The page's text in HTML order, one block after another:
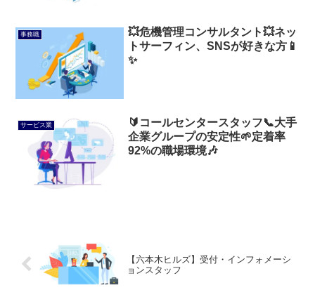
事務職
💥危機管理コンサルタント💥ネッ
トサーフィン、SNSが好きな方📱
✨
サービス業
🔰コールセンタースタッフ📞大手
企業グループの安定性🌱定着率
92%の職場環境🎶
【六本木ヒルズ】受付・インフォメーシ
ョンスタッフ